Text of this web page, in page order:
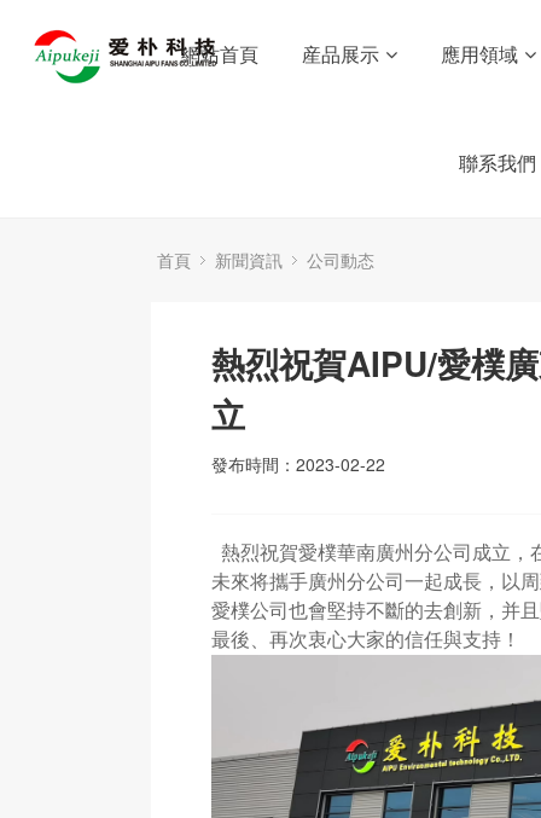
網站首頁 産品展示 應用領域
聯系我們
首頁 新聞資訊 公司動态
熱烈祝賀AIPU/愛樸
立
發布時間：2023-02-22
熱烈祝賀愛樸華南廣州分公司成立，
未來将攜手廣州分公司一起成長，以
愛樸公司也會堅持不斷的去創新，并
最後、再次衷心大家的信任與支持！